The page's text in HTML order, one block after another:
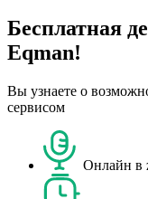
Бесплатная
Eqman!
Вы узнаете о
сервисом
Онлайн в